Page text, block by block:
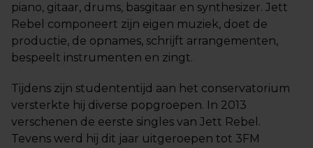
piano, gitaar, drums, basgitaar en synthesizer. Jett
Rebel componeert zijn eigen muziek, doet de
productie, de opnames, schrijft arrangementen,
bespeelt instrumenten en zingt.
Tijdens zijn studententijd aan het conservatorium
versterkte hij diverse popgroepen. In 2013
verschenen de eerste singles van Jett Rebel.
Tevens werd hij dit jaar uitgeroepen tot 3FM